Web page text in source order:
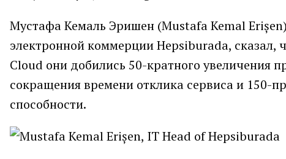
Мустафа Кемаль Эришен (Mustafa Kemal
электронной коммерции Hepsiburada, сказал,
Cloud они добились 50-кратного увеличения
сокращения времени отклика сервиса и 150-
способности.